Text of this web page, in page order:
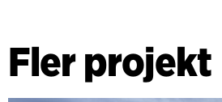
Fler projekt